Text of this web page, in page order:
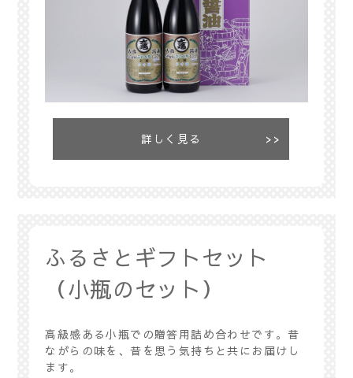
詳しく見る
ふるさとギフトセット
（小瓶のセット）
高級感ある小瓶での贈答用詰め合わせです。昔
ながらの味を、昔を思う気持ちと共にお届けし
ます。